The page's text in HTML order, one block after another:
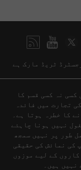
ٹریڈ مارک ہے
کسی نہ کسی قسم کا
تجارت میں فائدہ
کا خطرہ ہوتا ہے۔
نہیں ہونا چاہئے
طور پر نہیں سمجھ
نمائش کی حقیقی
کے لیے موزوں
ہیں۔